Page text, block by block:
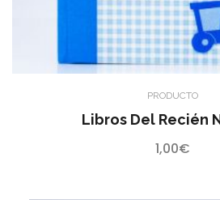
PRODUCTO
Libros Del Recién
1,00€